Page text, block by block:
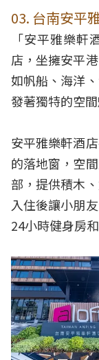
03. 台南安平
「安平雅樂
店，坐擁安平
如帆船、海洋
發著獨特的空間
安平雅樂軒酒
的落地窗，空
部，提供積木
入住後讓小朋
24小時健身房